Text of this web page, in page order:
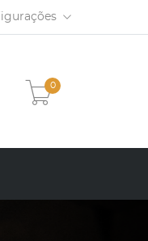
0